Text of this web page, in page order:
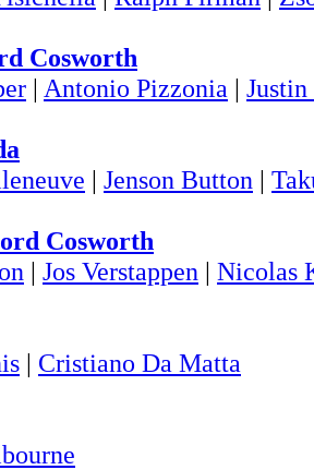
Cosworth
| Antonio Pizzonia |
| Jenson Button |
Cosworth
| Jos Verstappen | Nicolas
| Cristiano Da Matta